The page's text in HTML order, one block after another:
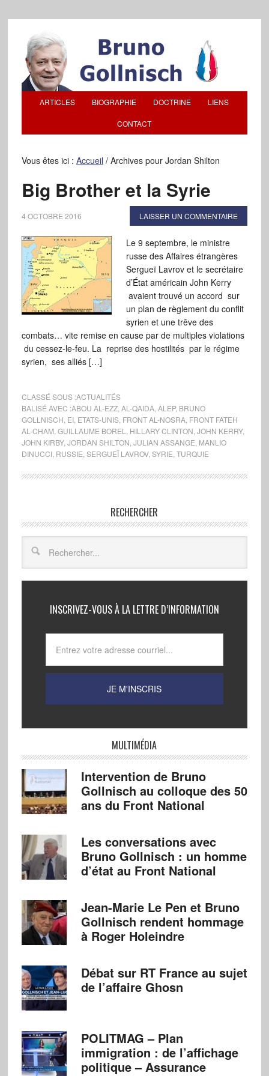
ARTICLES BIOGRAPHIE DOCTRINE LIENS
CONTACT
Vous êtes ici : Accueil /Archives pour Jordan Shilton
Big Brother et la Syrie
4 OCTOBRE 2016 LAISSER UN COMMENTAIRE
Le 9 septembre, le ministre
russe des Affaires étrangères
Sergueï Lavrov et le secrétaire
d’État américain John Kerry
avaient trouvé un accord sur
un plan de règlement du conflit
syrien et une trêve des
combats… vite remise en cause par de multiples violations
du cessez-le-feu. La reprise des hostilités par le régime
syrien, ses alliés […]
CLASSÉ SOUS :ACTUALITÉS
BALISÉ AVEC :ABOU AL-EZZ, AL-QAIDA, ALEP, BRUNO
GOLLNISCH EI, ETATS-UNIS, FRONT AL-NOSRA, FRONT FATEH
AL-CHAM GUILLAUME BOREL HILLARY CLINTON JOHN KERRY,
JOHN KIRBY, JORDAN SHILTON JULIAN ASSANGE MANLIO
DINUCCI, RUSSIE SERGUEÏ LAVROV, SYRIE TURQUIE
RECHERCHER
INSCRIVEZ-VOUS À LA LETTRE D’INFORMATION
MULTIMÉDIA
Intervention de Bruno
Gollnisch au colloque des 50
ans du Front National
Les conversations avec
Bruno Gollnisch : un homme
d’état au Front National
Jean-Marie Le Pen et Bruno
Gollnisch rendent hommage
à Roger Holeindre
Débat sur RT France au sujet
de l’affaire Ghosn
POLITMAG – Plan
immigration : de l’affichage
politique – Assurance